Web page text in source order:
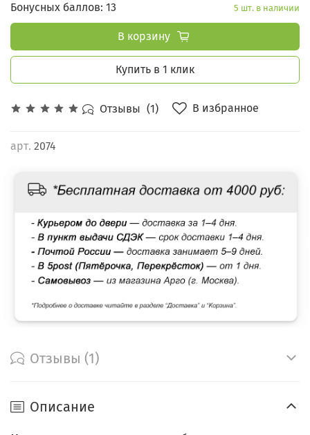
Отзывы (1) В избранное
арт. 2074
Бонусных баллов: 13 5 шт. в наличии
В корзину
Купить в 1 клик
Отзывы (1)
Описание